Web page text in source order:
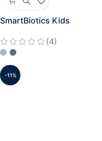
SmartBiotics Kids
(4)
-11%